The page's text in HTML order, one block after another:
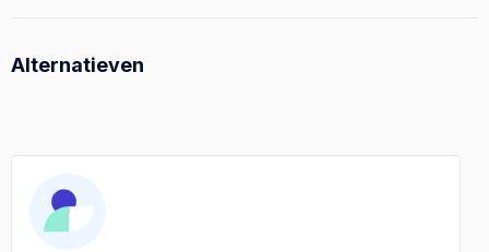
Alternatieven